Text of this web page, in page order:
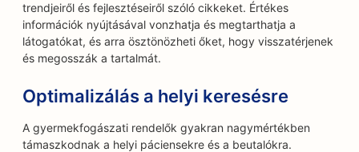
trendjeiről és fejlesztéseiről szóló cikkeket. Értékes
információk nyújtásával vonzhatja és megtarthatja a
látogatókat, és arra ösztönözheti őket, hogy visszatérjenek
és megosszák a tartalmát.
Optimalizálás a helyi keresésre
A gyermekfogászati rendelők gyakran nagymértékben
támaszkodnak a helyi páciensekre és a beutalókra.